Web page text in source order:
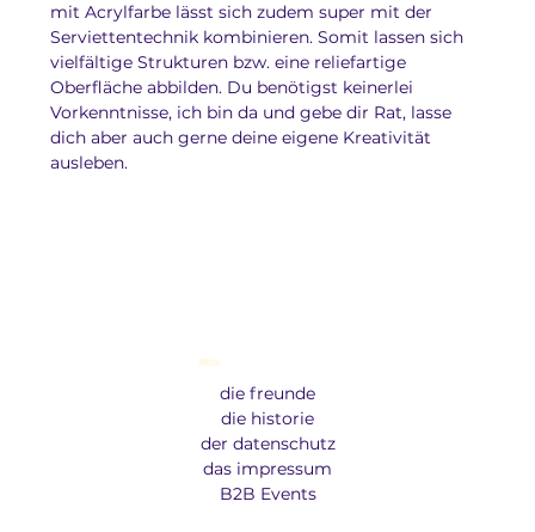
mit Acrylfarbe lässt sich zudem super mit der
Serviettentechnik kombinieren. Somit lassen sich
vielfältige Strukturen bzw. eine reliefartige
Oberfläche abbilden. Du benötigst keinerlei
Vorkenntnisse, ich bin da und gebe dir Rat, lasse
dich aber auch gerne deine eigene Kreativität
ausleben.
Menu
die freunde
die historie
der datenschutz
das impressum
B2B Events